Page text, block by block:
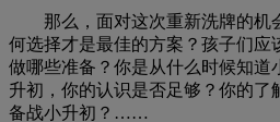
那么，面对这次重新洗牌的机
何选择才是最佳的方案？孩子们应
做哪些准备？你是从什么时候知道
升初，你的认识是否足够？你的了
备战小升初？……